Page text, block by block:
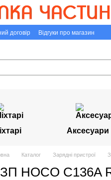
договір Відгуки про магазин
Аксесуари
Каталог Зарядні пристрої
HOCO C136A